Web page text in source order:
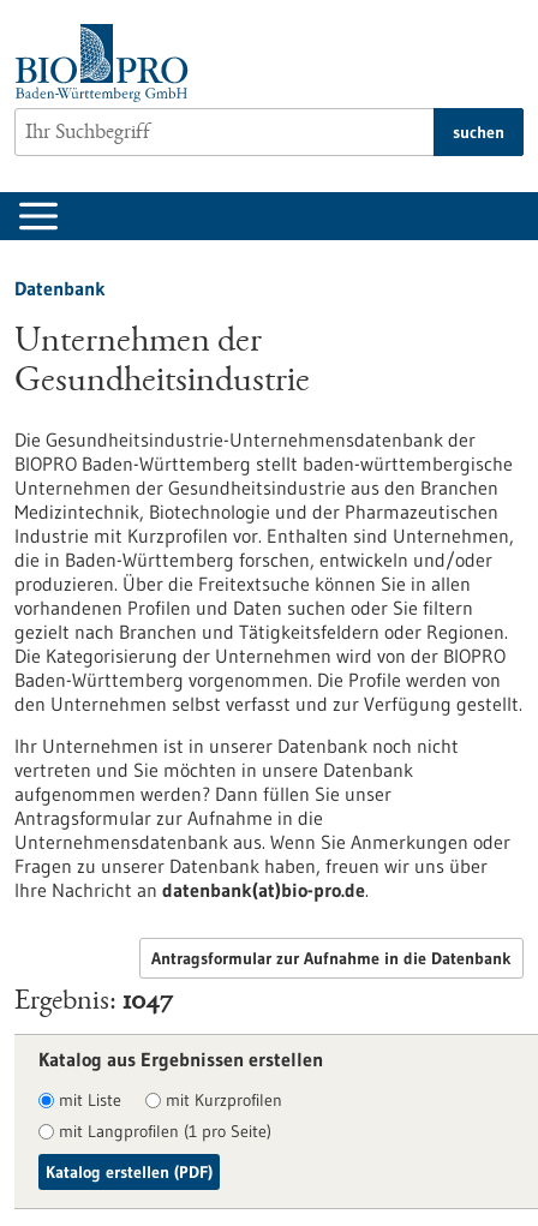
springen
suchen
Datenbank
Unternehmen der
Gesundheitsindustrie
Die Gesundheitsindustrie-Unternehmensdatenbank der
BIOPRO Baden-Württemberg stellt baden-württembergische
Unternehmen der Gesundheitsindustrie aus den Branchen
Medizintechnik, Biotechnologie und der Pharmazeutischen
Industrie mit Kurzprofilen vor. Enthalten sind Unternehmen,
die in Baden-Württemberg forschen, entwickeln und/oder
produzieren. Über die Freitextsuche können Sie in allen
vorhandenen Profilen und Daten suchen oder Sie filtern
gezielt nach Branchen und Tätigkeitsfeldern oder Regionen.
Die Kategorisierung der Unternehmen wird von der BIOPRO
Baden-Württemberg vorgenommen. Die Profile werden von
den Unternehmen selbst verfasst und zur Verfügung gestellt.
Ihr Unternehmen ist in unserer Datenbank noch nicht
vertreten und Sie möchten in unsere Datenbank
aufgenommen werden? Dann füllen Sie unser
Antragsformular zur Aufnahme in die
Unternehmensdatenbank aus. Wenn Sie Anmerkungen oder
Fragen zu unserer Datenbank haben, freuen wir uns über
Ihre Nachricht an datenbank(at)bio-pro.de.
Antragsformular zur Aufnahme in die Datenbank
Ergebnis 1047
Katalog aus Ergebnissen erstellen
mit Liste
mit Kurzprofilen
mit Langprofilen (1 pro Seite)
Katalog erstellen (PDF)